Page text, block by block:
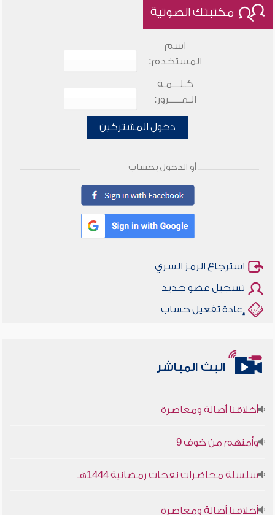
مكتبتك الصوتية
اسم
المستخدم:
كـلـــمـة
الـمـــــرور:
دخول المشتركين
أو الدخول بحساب
استرجاع الرمز السري
تسجيل عضو جديد
إعادة تفعيل حساب
البث المباشر
أخلاقنا أصالة ومعاصرة
وأمنهم من خوف 9
أخلاقنا أصالة ومعاصرة